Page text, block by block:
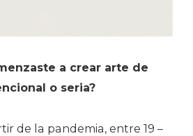
a crear arte de
o seria?
de la pandemia, entre 19 –